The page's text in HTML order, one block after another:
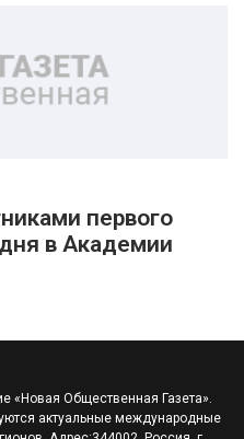
первого
в Академии
«Новая Общественная Газета».
актуальные международные